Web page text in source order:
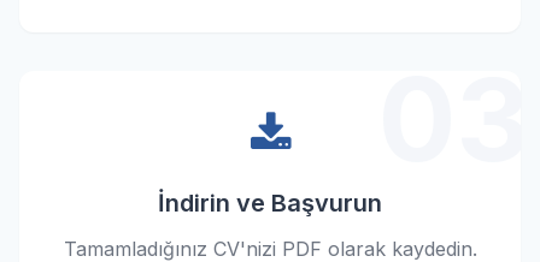
İndirin ve Başvurun
Tamamladığınız CV'nizi PDF olarak kaydedin.